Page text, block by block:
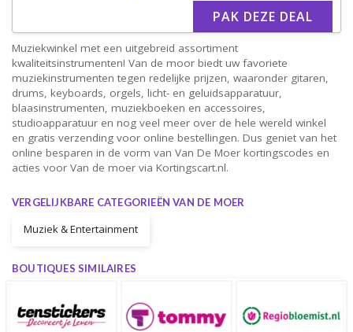
PAK DEZE DEAL
Muziekwinkel met een uitgebreid assortiment
kwaliteitsinstrumenten! Van de moor biedt uw favoriete
muziekinstrumenten tegen redelijke prijzen, waaronder gitaren,
drums, keyboards, orgels, licht- en geluidsapparatuur,
blaasinstrumenten, muziekboeken en accessoires,
studioapparatuur en nog veel meer over de hele wereld winkel
en gratis verzending voor online bestellingen. Dus geniet van het
online besparen in de vorm van Van De Moer kortingscodes en
acties voor Van de moer via Kortingscart.nl.
VERGELIJKBARE CATEGORIEËN VAN DE MOER
Muziek & Entertainment
BOUTIQUES SIMILAIRES